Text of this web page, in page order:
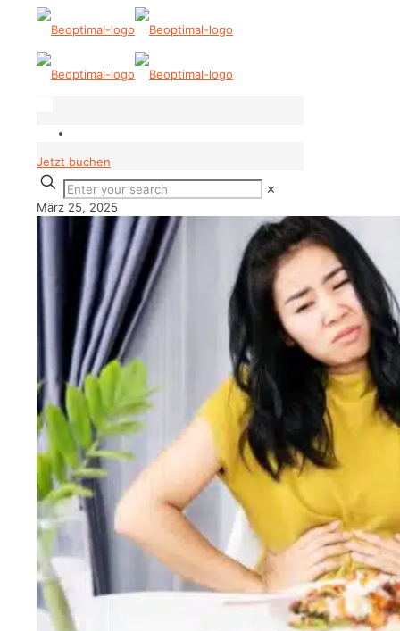
Jetzt buchen
✕
März 25, 2025